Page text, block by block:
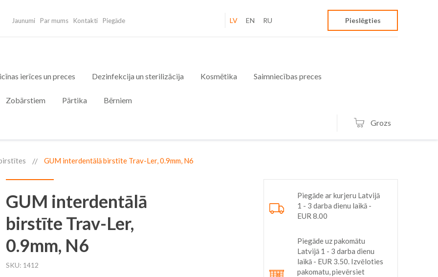
Jaunumi Par mums Kontakti Piegāde LV EN RU Pieslēgties
ierīces un preces Dezinfekcija un sterilizācija Kosmētika Saimniecības preces
Zobārstiem Pārtika Bērniem
Grozs
GUM interdentālā birstīte Trav-Ler, 0.9mm, N6
GUM interdentālā
birstīte Trav-Ler,
0.9mm, N6
SKU 1412
Piegāde ar kurjeru Latvijā
1 - 3 darba dienu laikā -
EUR 8.00
Piegāde uz pakomātu
Latvijā 1 - 3 darba dienu
laikā - EUR 3.50. Izvēloties
pakomatu, pievērsiet